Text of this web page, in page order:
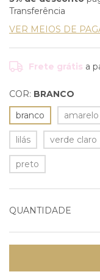
Transferência
VER MEIOS DE
Frete grátis a
COR: BRANCO
branco
lilás verde claro
preto
QUANTIDADE